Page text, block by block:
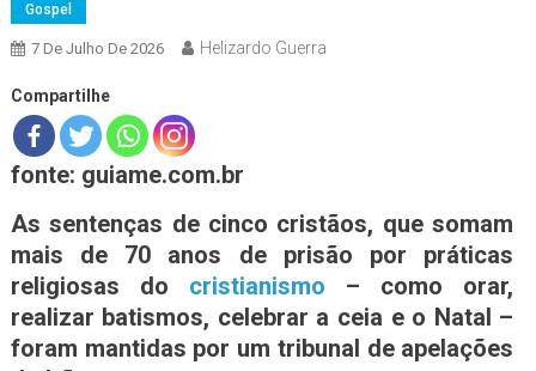
Gospel
7 De Julho De 2026 Helizardo Guerra
Compartilhe
fonte: guiame.com.br
As sentenças de cinco cristãos, que somam
mais de 70 anos de prisão por práticas
religiosas do cristianismo – como orar,
realizar batismos, celebrar a ceia e o Natal –
foram mantidas por um tribunal de apelações